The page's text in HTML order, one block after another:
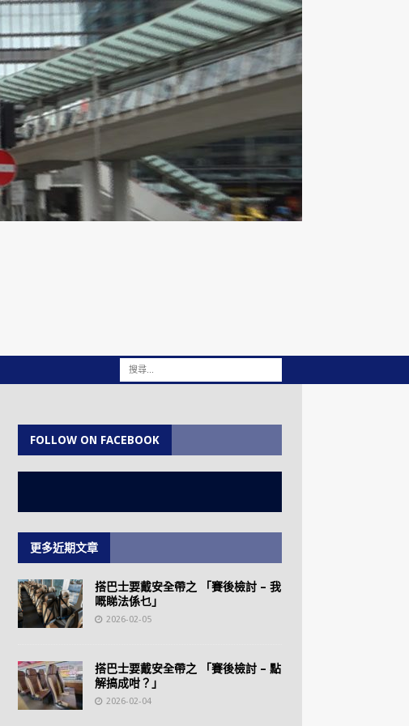
FOLLOW ON FACEBOOK
更多近期文章
搭巴士要戴安全帶之 「賽後檢討 – 我
嘅睇法係乜」
2026-02-05
搭巴士要戴安全帶之 「賽後檢討 – 點
解搞成咁？」
2026-02-04